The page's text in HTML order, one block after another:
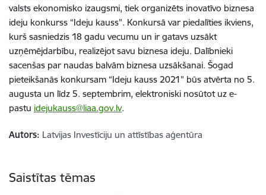
valsts ekonomisko izaugsmi, tiek organizēts inovatīvo biznesa
ideju konkurss “Ideju kauss”. Konkursā var piedalīties ikviens,
kurš sasniedzis 18 gadu vecumu un ir gatavs uzsākt
uzņēmējdarbību, realizējot savu biznesa ideju. Dalībnieki
sacenšas par naudas balvām biznesa uzsākšanai. Šogad
pieteikšanās konkursam “Ideju kauss 2021” būs atvērta no 5.
augusta un līdz 5. septembrim, elektroniski nosūtot uz e-
pastu idejukauss@liaa.gov.lv.
Autors: Latvijas Investīciju un attīstības aģentūra
Saistītas tēmas